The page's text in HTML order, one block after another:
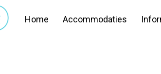
Home Accommodaties